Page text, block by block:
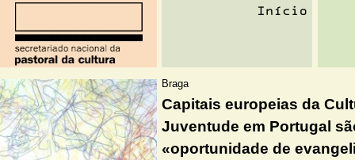
Braga
Capitais europeias da
Juventude em Portugal
«oportunidade de